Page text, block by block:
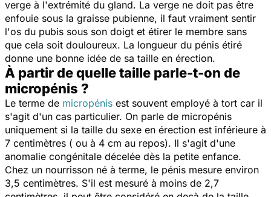
verge à l'extrémité du gland. La verge ne doit pas être
enfouie sous la graisse pubienne, il faut vraiment sentir
l'os du pubis sous son doigt et étirer le membre sans
que cela soit douloureux. La longueur du pénis étiré
donne une bonne idée de sa taille en érection.
À partir de quelle taille parle-t-on de
micropénis ?
Le terme de micropénis est souvent employé à tort car il
s'agit d'un cas particulier. On parle de micropénis
uniquement si la taille du sexe en érection est inférieure à
7 centimètres ( ou à 4 cm au repos). Il s'agit d'une
anomalie congénitale décelée dès la petite enfance.
Chez un nourrisson né à terme, le pénis mesure environ
3,5 centimètres. S'il est mesuré à moins de 2,7